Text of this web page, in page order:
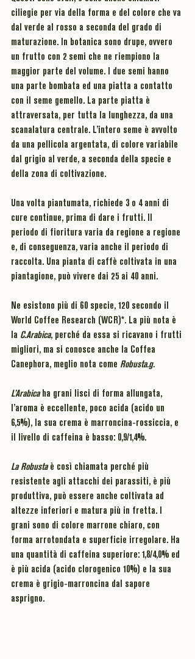
ciliegie per via della forma e del colore che va
dal verde al rosso a seconda del grado di
maturazione. In botanica sono drupe, ovvero
un frutto con 2 semi che ne riempiono la
maggior parte del volume. I due semi hanno
una parte bombata ed una piatta a contatto
con il seme gemello. La parte piatta è
attraversata, per tutta la lunghezza, da una
scanalatura centrale. L’intero seme è avvolto
da una pellicola argentata, di colore variabile
dal grigio al verde, a seconda della specie e
della zona di coltivazione.
Una volta piantumata, richiede 3 o 4 anni di
cure continue, prima di dare i frutti. Il
periodo di fioritura varia da regione a regione
e, di conseguenza, varia anche il periodo di
raccolta. Una pianta di caffè coltivata in una
piantagione, può vivere dai 25 ai 40 anni.
Ne esistono più di 60 specie, 120 secondo il
World Coffee Research (WCR)*. La più nota è
la C.Arabica, perché da essa si ricavano i frutti
migliori, ma si conosce anche la Coffea
Canephora, meglio nota come Robusta.g.
L’Arabica ha grani lisci di forma allungata,
l’aroma è eccellente, poco acida (acido un
6,5%), la sua crema è marroncina-rossiccia, e
il livello di caffeina è basso: 0,9/1,4%.
La Robusta è così chiamata perché più
resistente agli attacchi dei parassiti, è più
produttiva, può essere anche coltivata ad
altezze inferiori e matura più in fretta. I
grani sono di colore marrone chiaro, con
forma arrotondata e superficie irregolare. Ha
una quantità di caffeina superiore: 1,8/4,0% ed
è più acida (acido clorogenico 10%) e la sua
crema è grigio-marroncina dal sapore
asprigno.